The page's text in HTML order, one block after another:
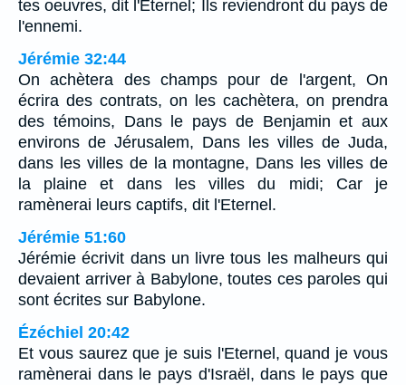
tes oeuvres, dit l'Eternel; Ils reviendront du pays de
l'ennemi.
Jérémie 32:44
On achètera des champs pour de l'argent, On
écrira des contrats, on les cachètera, on prendra
des témoins, Dans le pays de Benjamin et aux
environs de Jérusalem, Dans les villes de Juda,
dans les villes de la montagne, Dans les villes de
la plaine et dans les villes du midi; Car je
ramènerai leurs captifs, dit l'Eternel.
Jérémie 51:60
Jérémie écrivit dans un livre tous les malheurs qui
devaient arriver à Babylone, toutes ces paroles qui
sont écrites sur Babylone.
Ézéchiel 20:42
Et vous saurez que je suis l'Eternel, quand je vous
ramènerai dans le pays d'Israël, dans le pays que